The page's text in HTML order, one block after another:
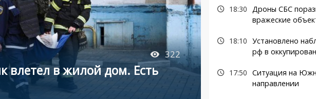
322
влетел в жилой дом. Есть
18:30 Дроны СБС
вражеские
18:10 Установлено
рф в
17:50 Ситуация на
направлении